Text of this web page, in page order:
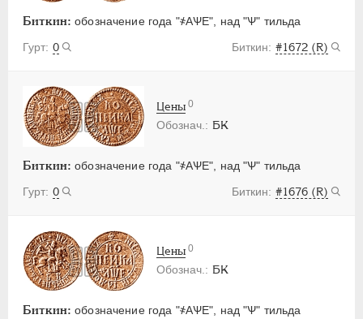
Биткин: обозначение года "҂АѰЕ", над "Ѱ" тильда
0
#1672 (R)
БК
Биткин: обозначение года "҂АѰЕ", над "Ѱ" тильда
0
#1676 (R)
Цены 0
БК
Биткин: обозначение года "҂АѰЕ", над "Ѱ" тильда
Цены 0